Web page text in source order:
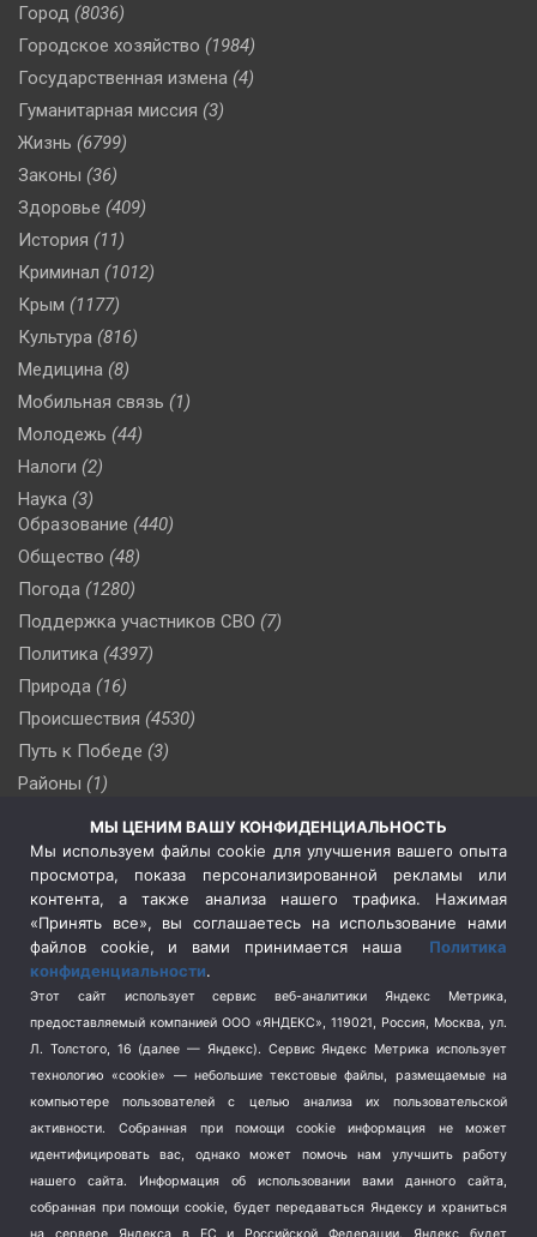
Город (8036)
Городское хозяйство (1984)
Государственная измена (4)
Гуманитарная миссия (3)
Жизнь (6799)
Законы (36)
Здоровье (409)
История (11)
Криминал (1012)
Крым (1177)
Культура (816)
Медицина (8)
Мобильная связь (1)
Молодежь (44)
Налоги (2)
Наука (3)
Образование (440)
Общество (48)
Погода (1280)
Поддержка участников СВО (7)
Политика (4397)
Природа (16)
Происшествия (4530)
Путь к Победе (3)
Районы (1)
(510)
Сельское хозяйство (3)
Социальная политика
(3)
Спецоперация в Украине
Спецоперация на Украине
(404)
Спорт (740)
Терроризм (1)
Транспорт (262)
Туризм (178)
Флот (76)
Школа и спорт (2)
МЫ ЦЕНИМ ВАШУ КОНФИДЕНЦИАЛЬНОСТЬ
Мы используем файлы cookie для улучшения вашего опыта
просмотра, показа персонализированной рекламы или
контента, а также анализа нашего трафика. Нажимая
«Принять все», вы соглашаетесь на использование нами
файлов cookie, и вами принимается наша Политика
конфиденциальности.
Этот сайт использует сервис веб-аналитики Яндекс Метрика,
предоставляемый компанией ООО «ЯНДЕКС», 119021, Россия, Москва, ул.
Л. Толстого, 16 (далее — Яндекс). Сервис Яндекс Метрика использует
технологию «cookie» — небольшие текстовые файлы, размещаемые на
компьютере пользователей с целью анализа их пользовательской
активности.
Собранная при помощи cookie информация не может
идентифицировать вас, однако может помочь нам улучшить работу
нашего сайта. Информация об использовании вами данного сайта,
собранная при помощи cookie, будет передаваться Яндексу и храниться